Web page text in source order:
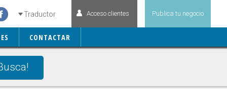
CONTACTAR
Publica tu negocio
Acceso clientes
Traductor